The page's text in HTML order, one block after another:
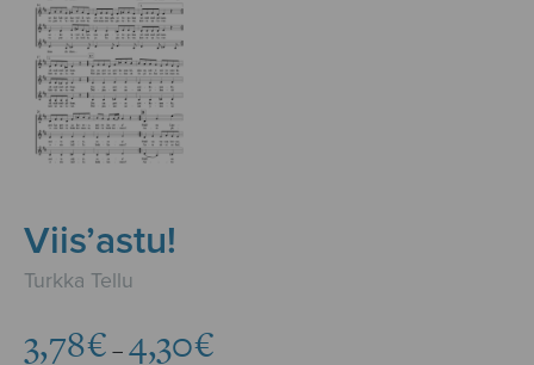
Viis’astu!
Turkka Tellu
3,78€ – 4,30€